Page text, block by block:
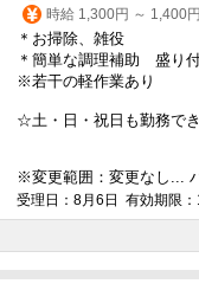
時給 1,300円 ～ 1,400円
＊お掃除、雑役
＊簡単な調理補助 盛り
※若干の軽作業あり
☆土・日・祝日も勤務で
※変更範囲：変更なし...
受理日：8月6日 有効期限：